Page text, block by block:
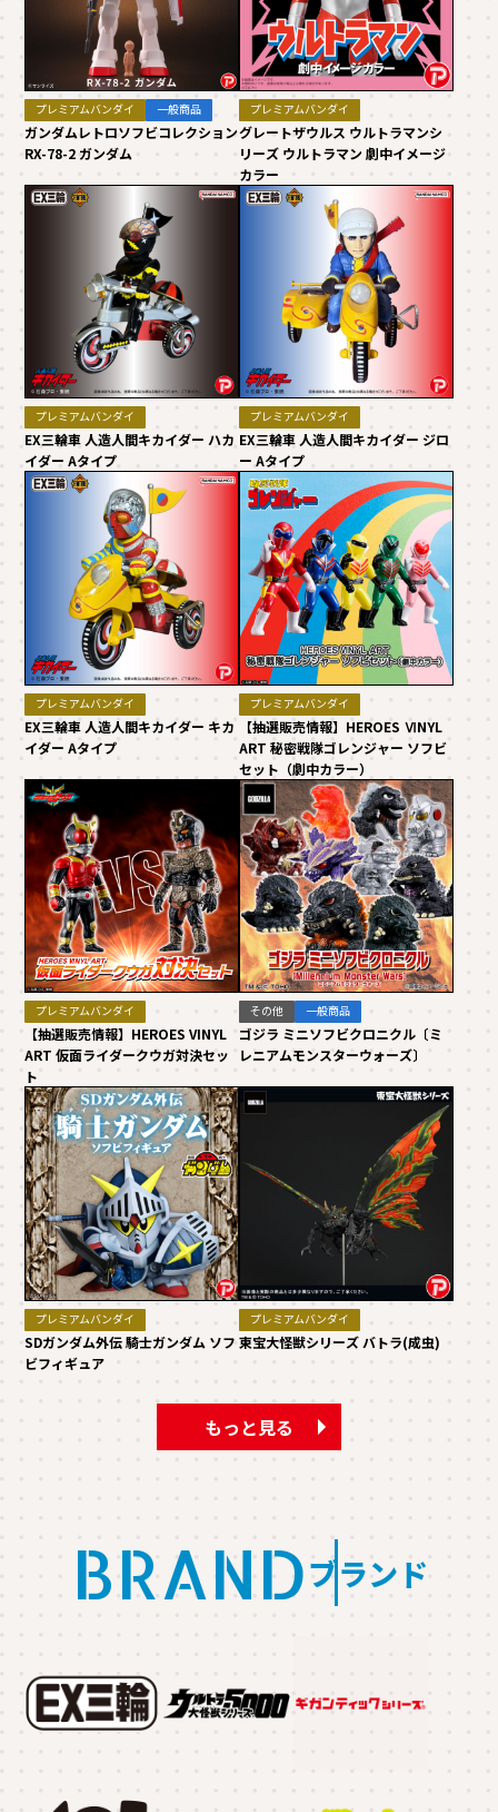
プレミアムバンダイ 一般商品
ガンダムレトロソフビコレクション
RX-78-2 ガンダム
プレミアムバンダイ
グレートザウルス ウルトラマンシ
リーズ ウルトラマン 劇中イメージ
カラー
プレミアムバンダイ
EX三輪車 人造人間キカイダー ハカ
イダー Aタイプ
プレミアムバンダイ
EX三輪車 人造人間キカイダー ジロ
ー Aタイプ
プレミアムバンダイ
EX三輪車 人造人間キカイダー キカ
イダー Aタイプ
プレミアムバンダイ
【抽選販売情報】HEROES ⅥNYL
ART 秘密戦隊ゴレンジャー ソフビ
セット（劇中カラー）
プレミアムバンダイ
【抽選販売情報】HEROES VINYL
ART 仮面ライダークウガ対決セッ
ト
その他 一般商品
ゴジラ ミニソフビクロニクル〔ミ
レニアムモンスターウォーズ〕
プレミアムバンダイ
SDガンダム外伝 騎士ガンダム ソフ
ビフィギュア
プレミアムバンダイ
東宝大怪獣シリーズ バトラ(成虫)
もっと見る
BRANDブランド